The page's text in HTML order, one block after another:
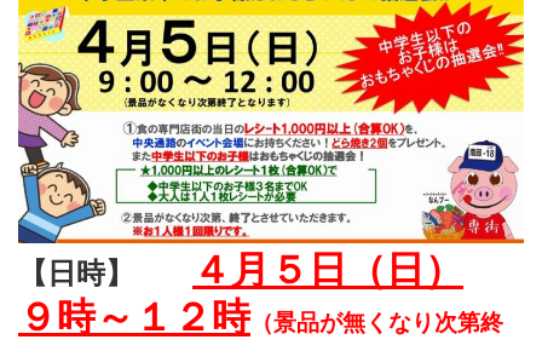
【日時】 ４月５日（日）
９時～１２時（景品が無くなり次第終